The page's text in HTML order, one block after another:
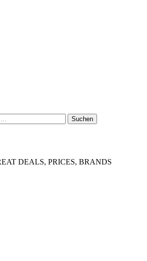
DEALS, PRICES, BRANDS